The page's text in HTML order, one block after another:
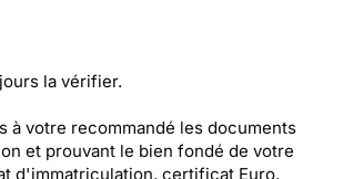
la vérifier.
à votre recommandé les documents
et prouvant le bien fondé de votre
d'immatriculation, certificat Euro,